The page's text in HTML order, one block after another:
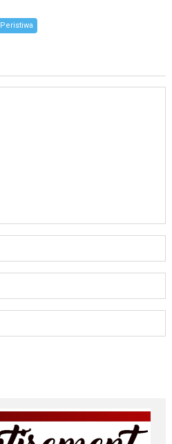
Peristiwa